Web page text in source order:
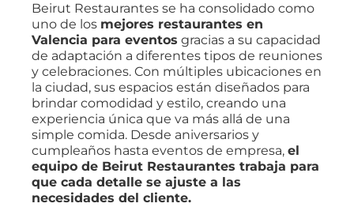
Beirut Restaurantes se ha consolidado como
uno de los mejores restaurantes en
Valencia para eventos gracias a su capacidad
de adaptación a diferentes tipos de reuniones
y celebraciones. Con múltiples ubicaciones en
la ciudad, sus espacios están diseñados para
brindar comodidad y estilo, creando una
experiencia única que va más allá de una
simple comida. Desde aniversarios y
cumpleaños hasta eventos de empresa, el
equipo de Beirut Restaurantes trabaja para
que cada detalle se ajuste a las
necesidades del cliente.